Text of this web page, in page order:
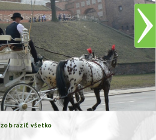
zobraziť všetko